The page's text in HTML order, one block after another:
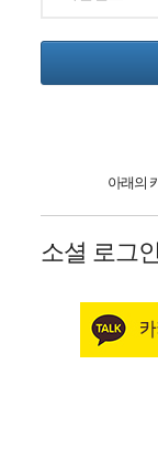
아래의
소셜 로그인